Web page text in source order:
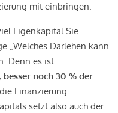
mit einbringen.
Eigenkapital Sie
„Welches Darlehen kann
Denn es ist
noch 30 % der
Finanzierung
setzt also auch der